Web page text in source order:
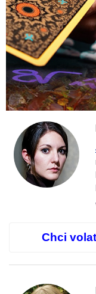
Chci volat